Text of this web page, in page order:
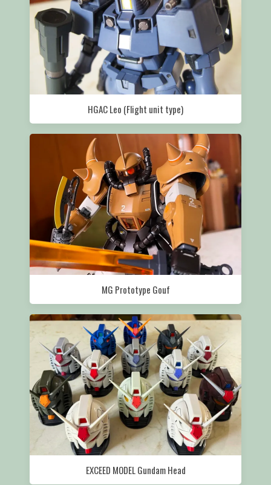
HGAC Leo (Flight unit type)
MG Prototype Gouf
EXCEED MODEL Gundam Head